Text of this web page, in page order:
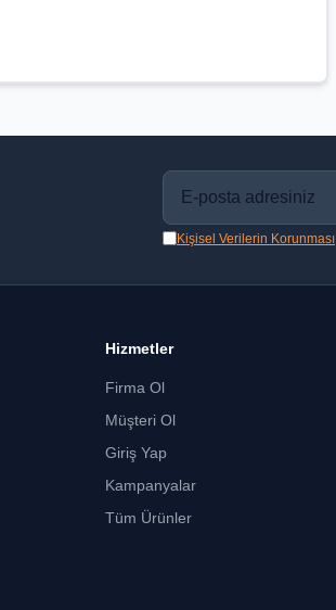
Kişisel Verilerin Korunması
Hizmetler
Firma Ol
Müşteri Ol
Giriş Yap
Kampanyalar
Tüm Ürünler